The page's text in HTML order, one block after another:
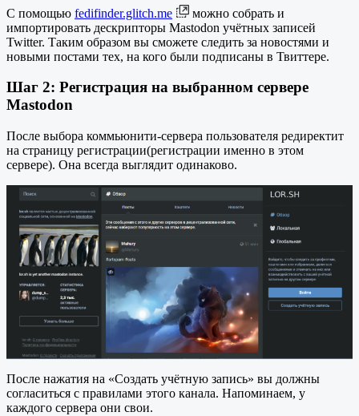
С помощью fedifinder.glitch.me
можно собрать и
импортировать дескрипторы Mastodon учётных записей
Twitter. Таким образом вы сможете следить за новостями и
новыми постами тех, на кого были подписаны в Твиттере.
Шаг 2: Регистрация на выбранном сервере
Mastodon
После выбора коммьюнити-сервера пользователя редиректит
на страницу регистрации(регистрации именно в этом
сервере). Она всегда выглядит одинаково.
После нажатия на «Создать учётную запись» вы должны
согласиться с правилами этого канала. Напоминаем, у
каждого сервера они свои.